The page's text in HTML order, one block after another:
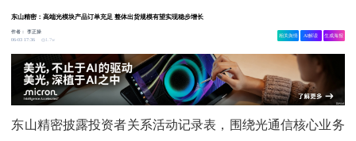
东山精密：高端光模块产品订单充足 整体出货规模有望实现稳步增长
作者：李正操
06-03 17:36
1.7w
相关舆情 AI解读 生成海报
东山精密披露投资者关系活动记录表，围绕光通信核心业务